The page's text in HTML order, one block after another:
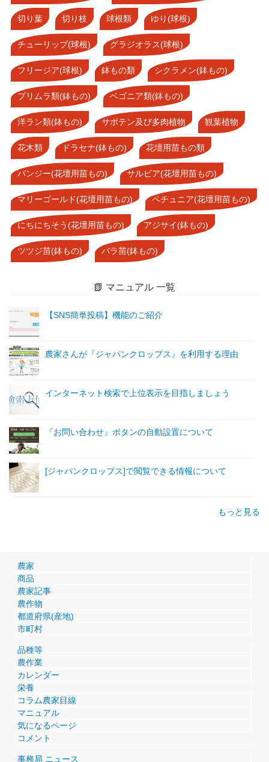
切り葉 切り枝 球根類 ゆり(球根)
チューリップ(球根) グラジオラス(球根)
フリージア(球根) 鉢もの類 シクラメン(鉢もの)
プリムラ類(鉢もの) ベゴニア類(鉢もの)
洋ラン類(鉢もの) サボテン及び多肉植物 観葉植物
花木類 ドラセナ(鉢もの) 花壇用苗もの類
パンジー(花壇用苗もの) サルビア(花壇用苗もの)
マリーゴールド(花壇用苗もの) ペチュニア(花壇用苗もの)
にちにちそう(花壇用苗もの) アジサイ(鉢もの)
ツツジ苗(鉢もの) バラ苗(鉢もの)
📗 マニュアル 一覧
【SNS簡単投稿】機能のご紹介
農家さんが『ジャパンクロップス』を利用する理由
インターネット検索で上位表示を目指しましょう
『お問い合わせ』ボタンの自動設置について
[ジャパンクロップス]で閲覧できる情報について
もっと見る
農家
商品
農家記事
農作物
都道府県(産地)
市町村
品種等
農作業
カレンダー
栄養
コラム農家目線
マニュアル
気になるページ
コメント
事務局 ニュース